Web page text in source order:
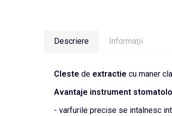
Descriere Informaţii
Cleste de extractie cu maner
Avantaje instrument
- varfurile precise se intalnesc